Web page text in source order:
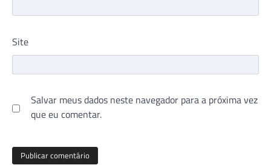
Site
Salvar meus dados neste navegador para a próxima vez
que eu comentar.